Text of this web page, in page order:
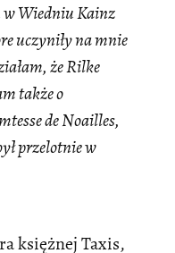
w Wiedniu Kainz
uczyniły na mnie
że Rilke
także o
de Noailles,
przelotnie w
księżnej Taxis,